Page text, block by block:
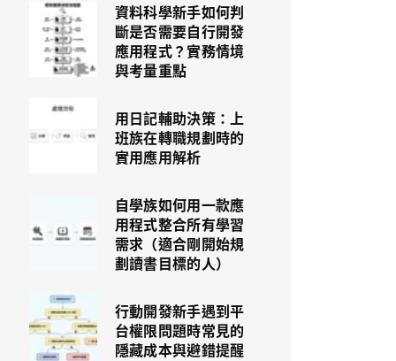
資料科學新手如何判
斷是否需要自行開發
應用程式？實務情境
與考量重點
用日記輔助決策：上
班族在轉職規劃時的
實用應用解析
自學族如何用一款應
用程式整合所有學習
需求（適合剛開始規
劃讀書目標的人）
行動開發新手遇到平
台權限問題時常見的
隱藏成本與避錯提醒